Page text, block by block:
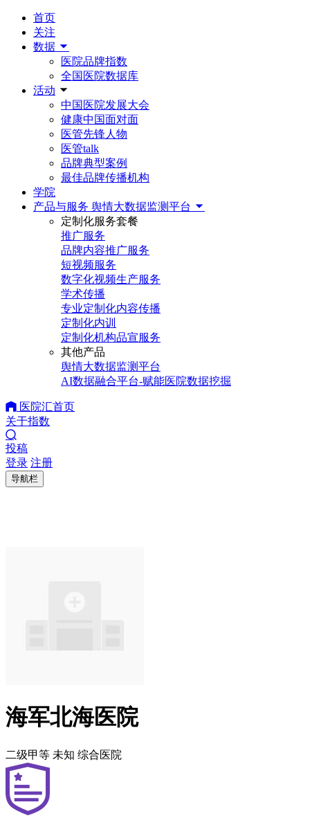
首页
关注
数据
医院品牌指数
全国医院数据库
活动
中国医院发展大会
健康中国面对面
医管先锋人物
医管talk
品牌典型案例
最佳品牌传播机构
学院
产品与服务 舆情大数据监测平台
定制化服务套餐
推广服务
品牌内容推广服务
短视频服务
数字化视频生产服务
学术传播
专业定制化内容传播
定制化内训
定制化机构品宣服务
其他产品
舆情大数据监测平台
AI数据融合平台-赋能医院数据挖掘
医院汇首页
关于指数
投稿
登录 注册
导航栏
海军北海医院
二级甲等 未知 综合医院